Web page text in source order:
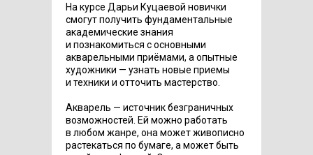
На курсе Дарьи Куцаевой новички
смогут получить фундаментальные
академические знания
и познакомиться с основными
акварельными приёмами, а опытные
художники — узнать новые приемы
и техники и отточить мастерство.
Акварель — источник безграничных
возможностей. Ей можно работать
в любом жанре, она может живописно
растекаться по бумаге, а может быть